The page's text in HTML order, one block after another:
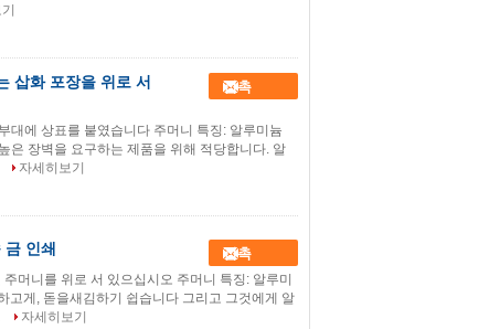
삽화 포장을 위로 서
접촉
대에 상표를 붙였습니다 주머니 특징: 알루미늄
은 장벽을 요구하는 제품을 위해 적당합니다. 알
자세히보기
인쇄 접촉
머니를 위로 서 있으십시오 주머니 특징: 알루미
고게, 돋을새김하기 쉽습니다 그리고 그것에게 알
자세히보기